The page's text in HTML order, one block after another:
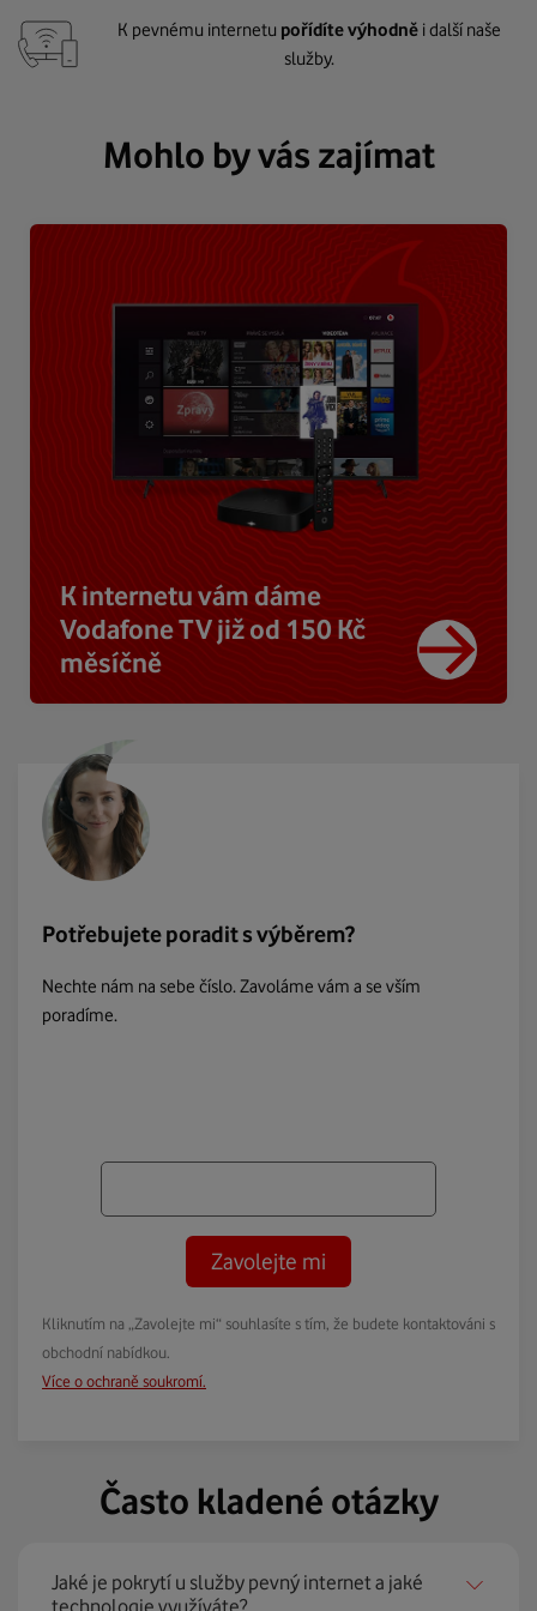
K pevnému internetu pořídíte výhodně i další naše
služby.
Mohlo by vás zajímat
K internetu vám dáme
Vodafone TV již od 150 Kč
měsíčně
Potřebujete poradit s výběrem?
Nechte nám na sebe číslo. Zavoláme vám a se vším
poradíme.
Zavolejte mi
Kliknutím na „Zavolejte mi“ souhlasíte s tím, že budete kontaktováni s
obchodní nabídkou.
Více o ochraně soukromí.
Často kladené otázky
Jaké je pokrytí u služby pevný internet a jaké
technologie využíváte?